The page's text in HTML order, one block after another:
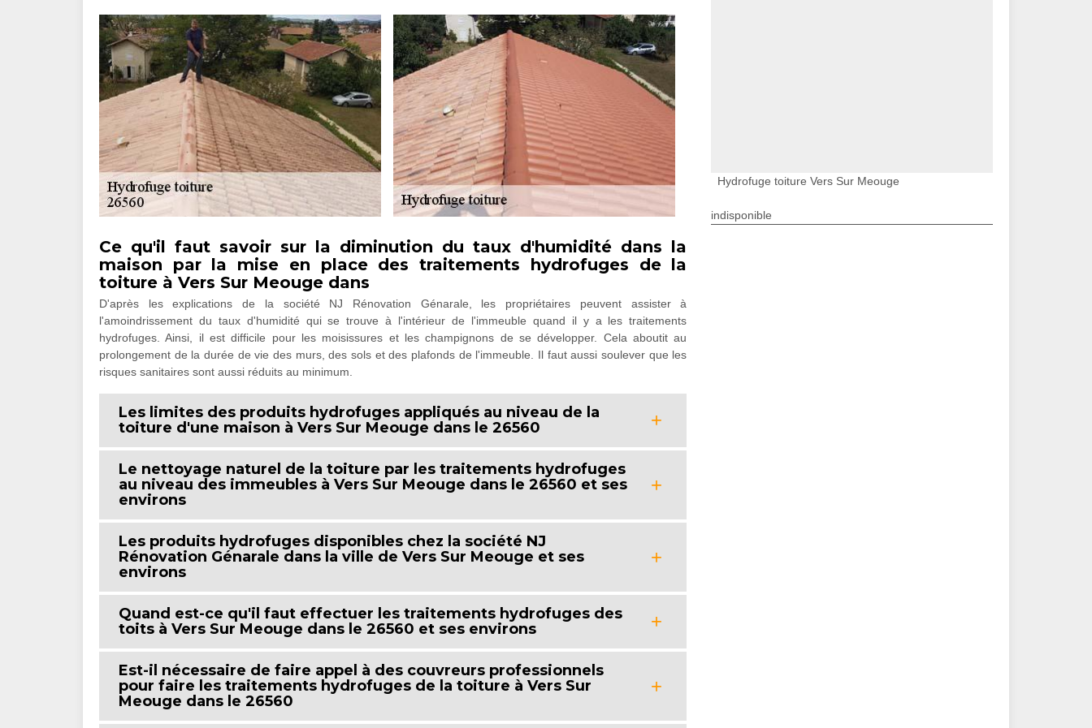
Ce qu'il faut savoir sur la diminution du taux d'humidité dans la
maison par la mise en place des traitements hydrofuges de la
toiture à Vers Sur Meouge dans
D'après les explications de la société NJ Rénovation Génarale, les propriétaires peuvent assister à
l'amoindrissement du taux d'humidité qui se trouve à l'intérieur de l'immeuble quand il y a les traitements
hydrofuges. Ainsi, il est difficile pour les moisissures et les champignons de se développer. Cela aboutit au
prolongement de la durée de vie des murs, des sols et des plafonds de l'immeuble. Il faut aussi soulever que les
risques sanitaires sont aussi réduits au minimum.
Les limites des produits hydrofuges appliqués au niveau de la
toiture d'une maison à Vers Sur Meouge dans le 26560
Le nettoyage naturel de la toiture par les traitements hydrofuges
au niveau des immeubles à Vers Sur Meouge dans le 26560 et ses
environs
Les produits hydrofuges disponibles chez la société NJ
Rénovation Génarale dans la ville de Vers Sur Meouge et ses
environs
Quand est-ce qu'il faut effectuer les traitements hydrofuges des
toits à Vers Sur Meouge dans le 26560 et ses environs
Est-il nécessaire de faire appel à des couvreurs professionnels
pour faire les traitements hydrofuges de la toiture à Vers Sur
Meouge dans le 26560
Hydrofuge toiture Vers Sur Meouge
indisponible